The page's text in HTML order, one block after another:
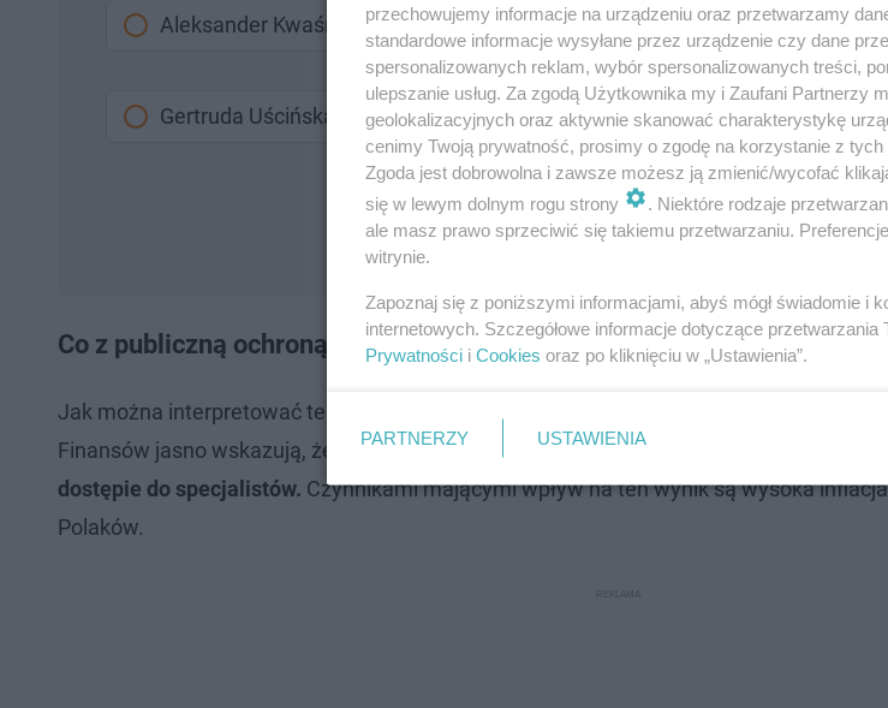
Aleksander Kwaśniewski
Gertruda Uścińska
Następne pytanie
Co z publiczną ochroną zdrowia?
Jak można interpretować te dane? Jak czytamy na stronie rynekzdrowia.pl eksperci z
Finansów jasno wskazują, że w Polsce możemy mówić onierównościach w zdrowiu,
dostępie do specjalistów. Czynnikami mającymi wpływ na ten wynik są wysoka
Polaków.
przechowujemy informacje na urządzeniu oraz przetwarzamy
standardowe informacje wysyłane przez urządzenie czy dane
spersonalizowanych reklam, wybór spersonalizowanych treści,
ulepszanie usług. Za zgodą Użytkownika my i Zaufani Partnerzy
geolokalizacyjnych oraz aktywnie skanować charakterystykę
cenimy Twoją prywatność, prosimy o zgodę na korzystanie z tych
Zgoda jest dobrowolna i zawsze możesz ją zmienić/wycofać
się w lewym dolnym rogu strony
. Niektóre rodzaje
ale masz prawo sprzeciwić się takiemu przetwarzaniu.
witrynie.
Zapoznaj się z poniższymi informacjami, abyś mógł świadomie i
internetowych. Szczegółowe informacje dotyczące
Prywatności i Cookies oraz po kliknięciu w „Ustawienia”.
PARTNERZY USTAWIENIA